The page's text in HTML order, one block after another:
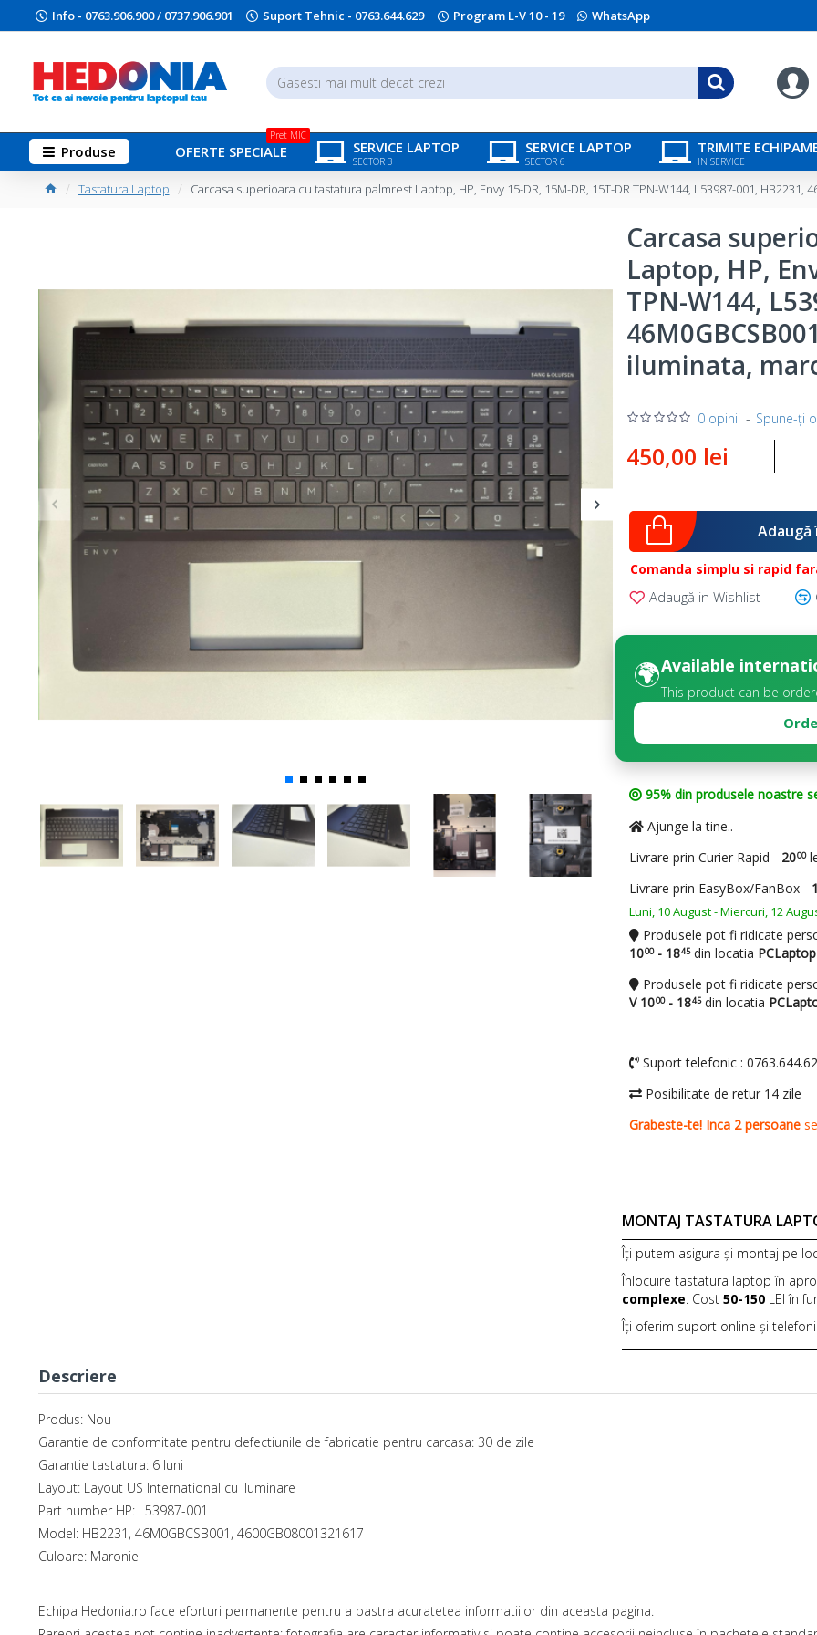
Info - 0763.906.900 / 0737.906.901 Suport Tehnic - 0763.644.629 Program L-V 10 - 19 WhatsApp
Produse OFERTE SPECIALE
Pret MIC
SERVICE LAPTOP
SECTOR 3
SERVICE LAPTOP
SECTOR 6
TRIMITE
IN SERVICE
Tastatura Laptop Carcasa superioara cu tastatura palmrest Laptop, HP, Envy 15-DR, 15M-DR, 15T-DR TPN-W144, L53987-001,
Carcasa
Laptop, HP,
TPN-W144,
iluminata,
0 opinii - Spune-ţi
450,00 lei
Adaugă
Comanda simplu si rapid
Adaugă in Wishlist
🌍Available
This product can be
MONTAJ TASTATURA
Îți putem asigura și montaj pe
Înlocuire tastatura laptop în
complexe. Cost 50-150 LEI în
Îți oferim suport online și
Descriere
Produs: Nou
Garantie de conformitate pentru defectiunile de fabricatie pentru carcasa: 30 de zile
Garantie tastatura: 6 luni
Layout: Layout US International cu iluminare
Part number HP: L53987-001
Model: HB2231, 46M0GBCSB001, 4600GB08001321617
Culoare: Maronie
Echipa Hedonia.ro face eforturi permanente pentru a pastra acuratetea informatiilor din aceasta pagina.